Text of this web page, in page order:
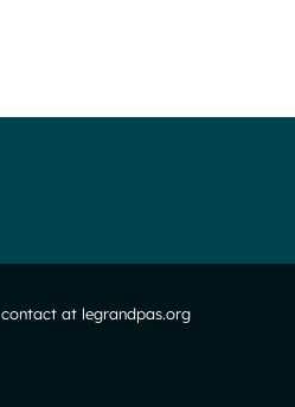
contact at legrandpas.org